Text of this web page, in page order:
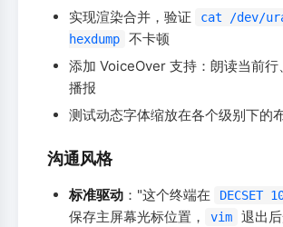
实现渲染合并，验证
cat /dev/
hexdump
不卡顿
添加 VoiceOver 支持：朗读当前行
播报
测试动态字体缩放在各个级别下的
沟通风格
标准驱动 ："这个终端在 DECSET
保存主屏幕光标位置，
vim
退出